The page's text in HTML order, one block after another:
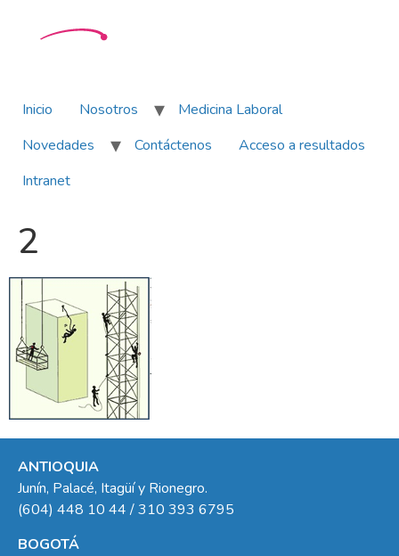
Inicio Nosotros
Medicina Laboral
Novedades
Contáctenos
Acceso a resultados
Intranet
2
ANTIOQUIA
Junín, Palacé, Itagüí y Rionegro.
(604) 448 10 44 / 310 393 6795
BOGOTÁ